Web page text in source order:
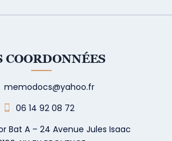
COORDONNÉES
memodocs@yahoo.fr
06 14 92 08 72
Bat A – 24 Avenue Jules Isaac